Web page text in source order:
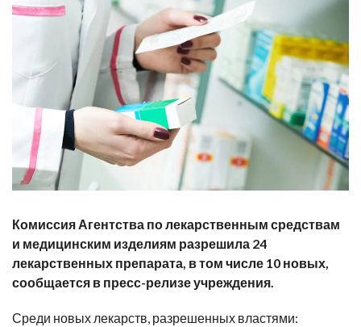
Комиссия Агентства по лекарственным средствам
и медицинским изделиям разрешила 24
лекарственных препарата, в том числе 10 новых,
сообщается в пресс-релизе учреждения.
Среди новых лекарств, разрешенных властями: